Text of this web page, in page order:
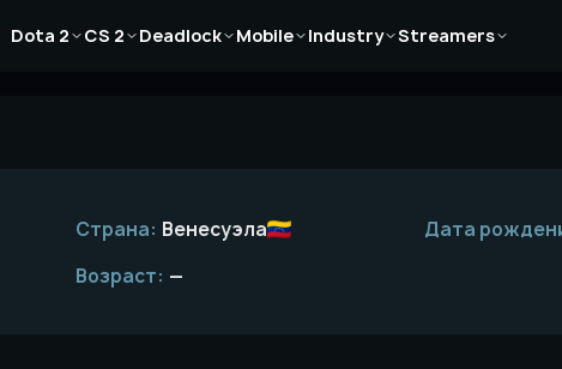
Dota 2
Статьи CS 2
СтатьиDeadlock
Статьи
Mobile
Статьи Industry
Статьи
Streamers
Статьи
Страна: Венесуэла Дата
Возраст: —